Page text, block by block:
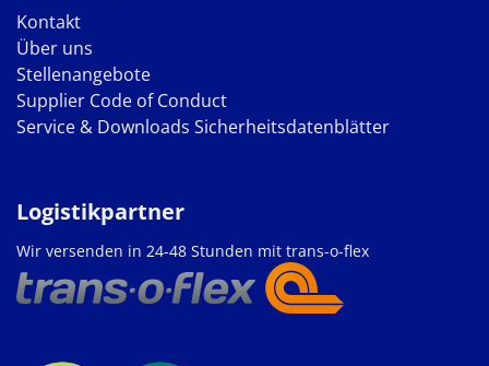
Kontakt
Über uns
Stellenangebote
Supplier Code of Conduct
Service & Downloads Sicherheitsdatenblätter
Logistikpartner
Wir versenden in 24-48 Stunden mit trans-o-flex